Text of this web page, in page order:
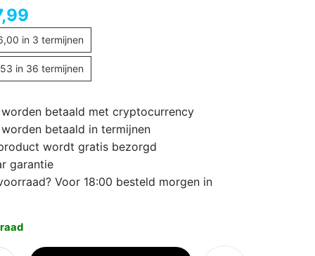
in 3 termijnen
in 36 termijnen
worden betaald met cryptocurrency
worden betaald in termijnen
wordt gratis bezorgd
garantie
Voor 18:00 besteld morgen in